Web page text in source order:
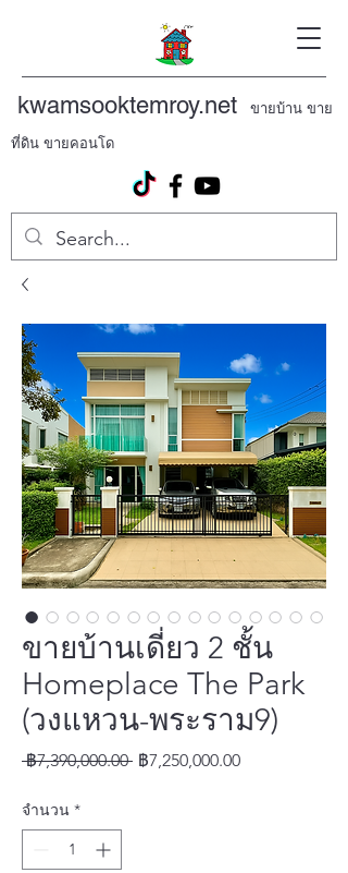
kwamsooktemroy.net ขายบ้าน ขาย
ที่ดิน ขายคอนโด
ขายบ้านเดี่ยว 2 ชั้น
Homeplace The Park
(วงแหวน-พระราม9)
฿7,390,000.00 ราคา
฿7,250,000.00ราคา
จำนวน *